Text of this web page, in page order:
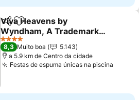
PartilharAdicionar aos favoritos
Viva Heavens by
Wyndham, A Trademark
All Inclusive
4 Estrelas
8,3 Muito boa
5.143
a 5.9 km de Centro da cidade
Festas de espuma únicas na piscina